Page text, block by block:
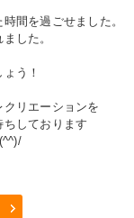
間を過ごせました。
した。
う！
リエーションを
しております